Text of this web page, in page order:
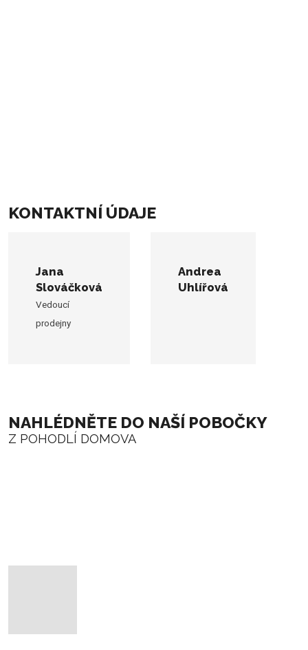
KONTAKTNÍ ÚDAJE
Jana
Slováčková
Vedoucí
prodejny
Andrea
Uhlířová
NAHLÉDNĚTE DO NAŠÍ POBOČKY
Z POHODLÍ DOMOVA